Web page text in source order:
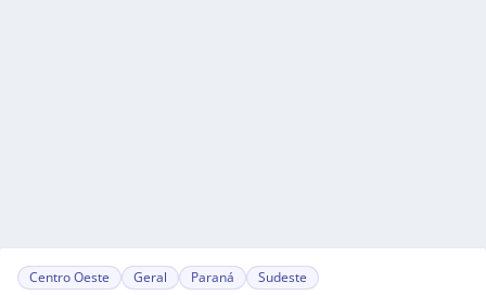
Centro Oeste Geral Paraná Sudeste